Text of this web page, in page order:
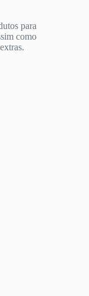
para
como